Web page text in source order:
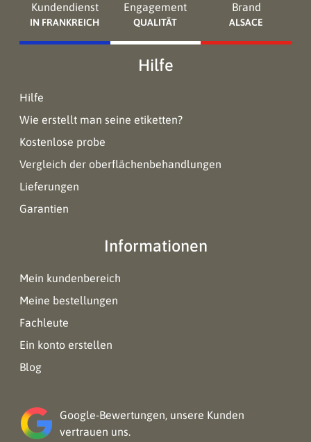
Kundendienst
IN FRANKREICH
Engagement
QUALITÄT
Brand
ALSACE
Hilfe
Hilfe
Wie erstellt man seine etiketten?
Kostenlose probe
Vergleich der oberflächenbehandlungen
Lieferungen
Garantien
Informationen
Mein kundenbereich
Meine bestellungen
Fachleute
Ein konto erstellen
Blog
Google-Bewertungen, unsere Kunden
vertrauen uns.